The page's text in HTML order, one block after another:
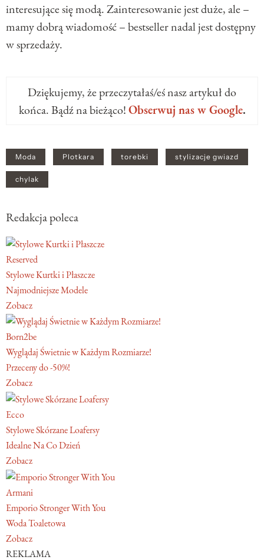
interesujące się modą. Zainteresowanie jest duże, ale –
mamy dobrą wiadomość – bestseller nadal jest dostępny
w sprzedaży.
Dziękujemy, że przeczytałaś/eś nasz artykuł do
końca. Bądź na bieżąco!Obserwuj nas w Google.
Moda Plotkara torebki stylizacje gwiazd
chylak
Redakcja poleca
Reserved
Stylowe Kurtki i Płaszcze
Najmodniejsze Modele
Zobacz
Born2be
Wyglądaj Świetnie w Każdym Rozmiarze!
Przeceny do -50%!
Zobacz
Ecco
Stylowe Skórzane Loafersy
Idealne Na Co Dzień
Zobacz
Armani
Emporio Stronger With You
Woda Toaletowa
Zobacz
REKLAMA